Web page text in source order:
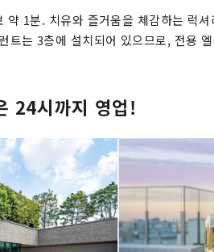
약 1분. 치유와 즐거움을 체감하는 럭
트는 3층에 설치되어 있으므로, 전용
24시까지 영업!